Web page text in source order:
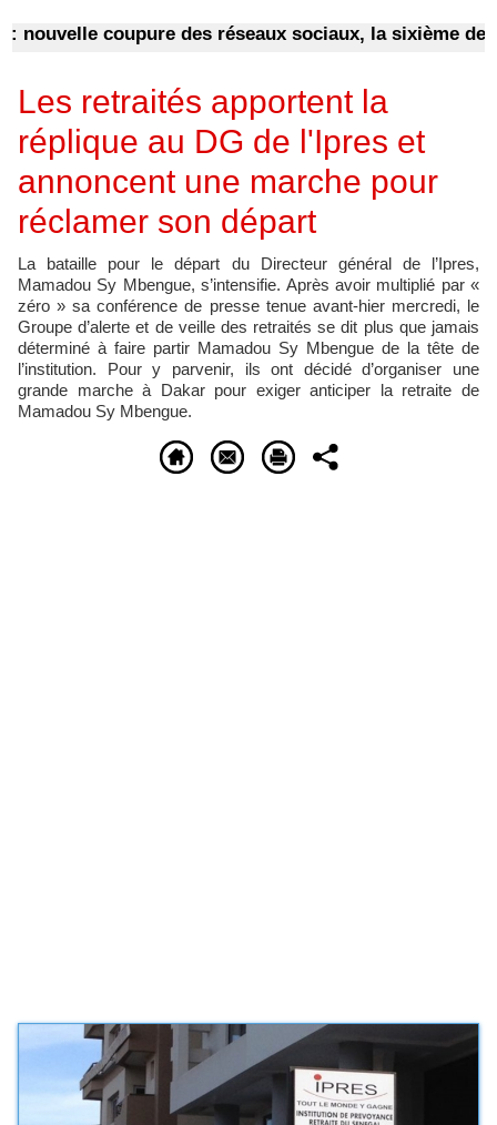
coupure des réseaux sociaux, la sixième depuis
Les retraités apportent la
réplique au DG de l'Ipres et
annoncent une marche pour
réclamer son départ
La bataille pour le départ du Directeur général de l’Ipres,
Mamadou Sy Mbengue, s’intensifie. Après avoir multiplié par «
zéro » sa conférence de presse tenue avant-hier mercredi, le
Groupe d’alerte et de veille des retraités se dit plus que jamais
déterminé à faire partir Mamadou Sy Mbengue de la tête de
l’institution. Pour y parvenir, ils ont décidé d’organiser une
grande marche à Dakar pour exiger anticiper la retraite de
Mamadou Sy Mbengue.